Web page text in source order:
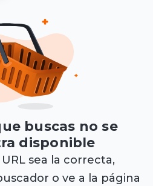
buscas no se
disponible
sea la correcta,
o ve a la página